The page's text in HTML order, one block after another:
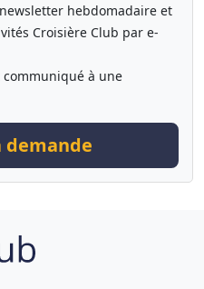
hebdomadaire et
Croisière Club par e-
communiqué à une
demande